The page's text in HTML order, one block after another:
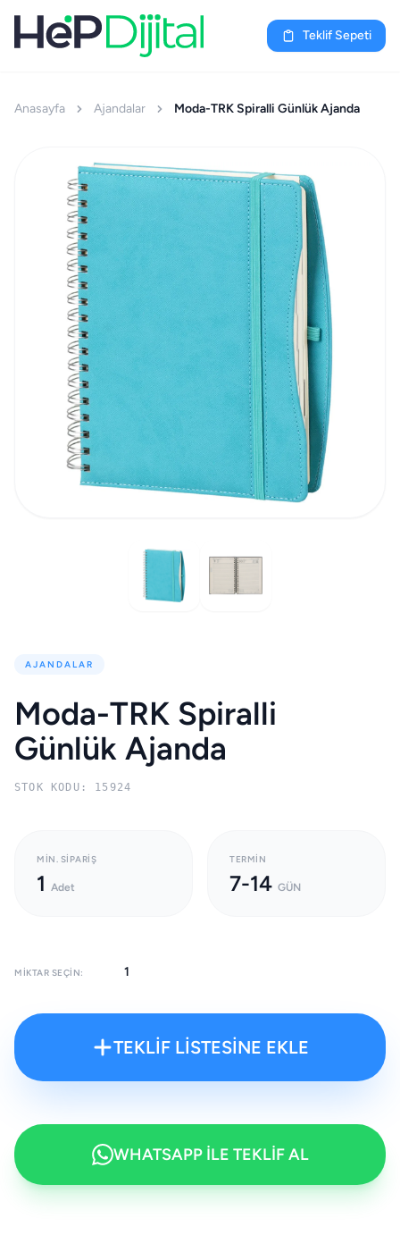
Teklif Sepeti
Anasayfa Ajandalar Moda-TRK Spiralli Günlük Ajanda
AJANDALAR
Moda-TRK Spiralli
Günlük Ajanda
STOK KODU: 15924
MIN. SIPARIŞ
1 Adet
TERMIN
7-14 GÜN
MIKTAR SEÇIN:
TEKLİF LİSTESİNE EKLE
WHATSAPP İLE TEKLİF AL